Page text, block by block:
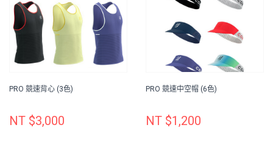
PRO 競速背心 (3色)
NT $3,000
PRO 競速中空帽 (6色)
NT $1,200